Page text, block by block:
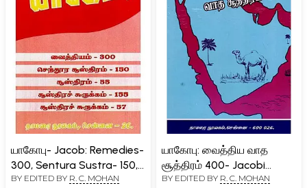
யாகோபு- Jacob: Remedies-
300, Sentura Sustra- 150,
Sustra- 55, Summary of
BY EDITED BY R. C. MOHAN
யாகோபு: வைத்திய வாத
சூத்திரம் 400- Jacobi
Vaidya Vada Sutra 400
BY EDITED BY R. C. MOHAN